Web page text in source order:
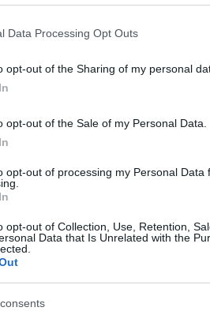
Data Processing Opt Outs
opt-out of the Sharing of my personal
opt-out of the Sale of my Personal Data.
opt-out of processing my Personal Data
opt-out of Collection, Use, Retention,
Data that Is Unrelated with the
φυσικά στη ζώνη